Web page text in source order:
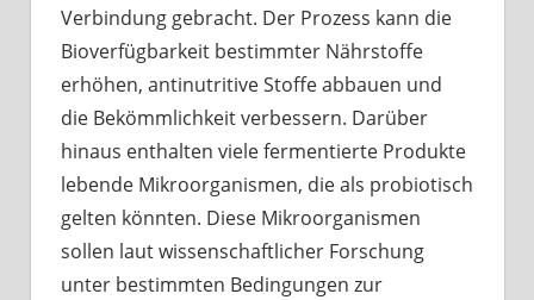
Verbindung gebracht. Der Prozess kann die
Bioverfügbarkeit bestimmter Nährstoffe
erhöhen, antinutritive Stoffe abbauen und
die Bekömmlichkeit verbessern. Darüber
hinaus enthalten viele fermentierte Produkte
lebende Mikroorganismen, die als probiotisch
gelten könnten. Diese Mikroorganismen
sollen laut wissenschaftlicher Forschung
unter bestimmten Bedingungen zur